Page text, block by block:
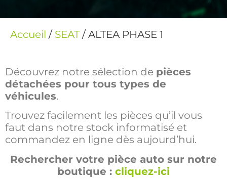
Accueil / SEAT/ ALTEA PHASE 1
Découvrez notre sélection de pièces
détachées pour tous types de
véhicules.
Trouvez facilement les pièces qu’il vous
faut dans notre stock informatisé et
commandez en ligne dès aujourd’hui.
Rechercher votre pièce auto sur notre
boutique : cliquez-ici